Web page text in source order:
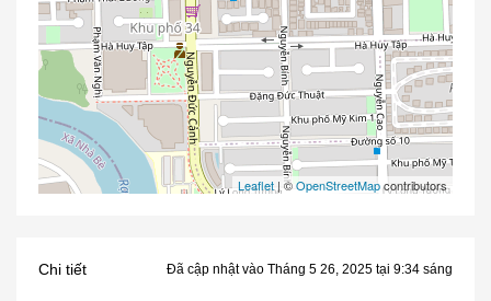
Leaflet | ©OpenStreetMapcontributors
Chi tiết Đã cập nhật vào Tháng 5 26, 2025 tại 9:34 sáng